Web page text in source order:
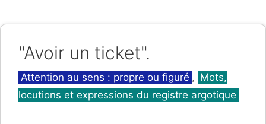
"Avoir un ticket".
Catégories
Attention au sens : propre ou figuré , Mots,
locutions et expressions du registre argotique